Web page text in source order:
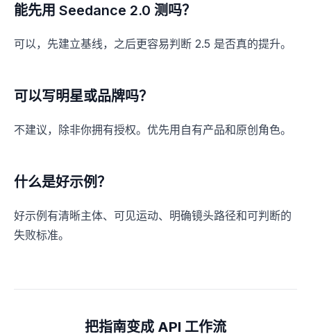
能先用 Seedance 2.0 测吗？
可以，先建立基线，之后更容易判断 2.5 是否真的提升。
可以写明星或品牌吗？
不建议，除非你拥有授权。优先用自有产品和原创角色。
什么是好示例？
好示例有清晰主体、可见运动、明确镜头路径和可判断的
失败标准。
把指南变成 API 工作流